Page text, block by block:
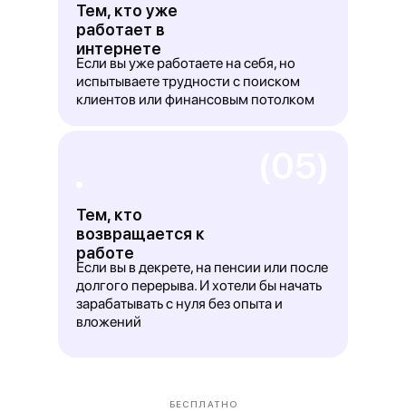
Тем, кто уже
работает в
интернете
Если вы уже работаете на себя, но
испытываете трудности с поиском
клиентов или финансовым потолком
Тем, кто
возвращается к
работе
Если вы в декрете, на пенсии или после
долгого перерыва. И хотели бы начать
зарабатывать с нуля без опыта и
вложений
БЕСПЛАТНО